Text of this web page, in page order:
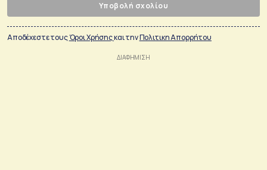
Υποβολή σχολίου
Αποδέχεστε τουςΌροι Χρήσηςκαι τηνΠολιτικη Απορρήτου